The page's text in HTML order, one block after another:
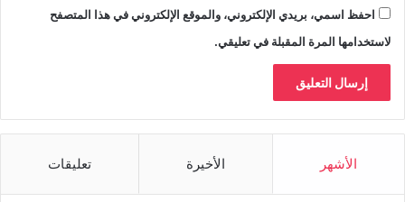
احفظ اسمي، بريدي الإلكتروني، والموقع الإلكتروني في هذا المتصفح
لاستخدامها المرة المقبلة في تعليقي.
الأشهر الأخيرة تعليقات